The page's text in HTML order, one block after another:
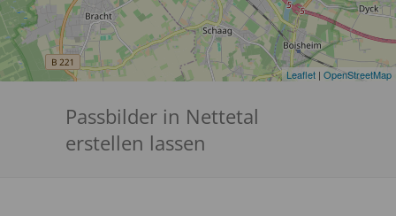
Leaflet | OpenStreetMap
Passbilder in Nettetal
erstellen lassen